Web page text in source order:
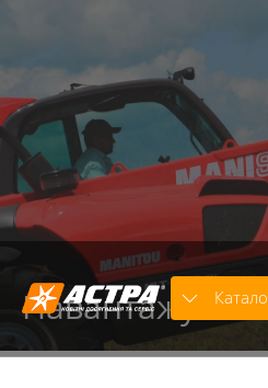
/home/astra/public_html/
on line
136
Warning : trim() expects
given in
/home/astra/public_html/
on line
Навантажувачі